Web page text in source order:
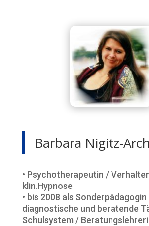
Barbara Nigitz-Arch
• Psychotherapeutin /
klin.Hypnose
• bis 2008 als Sonderpädagogin
diagnostische und beratende
Schulsystem /